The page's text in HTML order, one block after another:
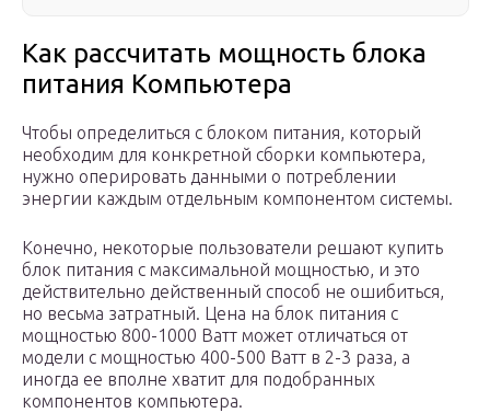
Как рассчитать мощность блока
питания Компьютера
Чтобы определиться с блоком питания, который
необходим для конкретной сборки компьютера,
нужно оперировать данными о потреблении
энергии каждым отдельным компонентом системы.
Конечно, некоторые пользователи решают купить
блок питания с максимальной мощностью, и это
действительно действенный способ не ошибиться,
но весьма затратный. Цена на блок питания с
мощностью 800-1000 Ватт может отличаться от
модели с мощностью 400-500 Ватт в 2-3 раза, а
иногда ее вполне хватит для подобранных
компонентов компьютера.